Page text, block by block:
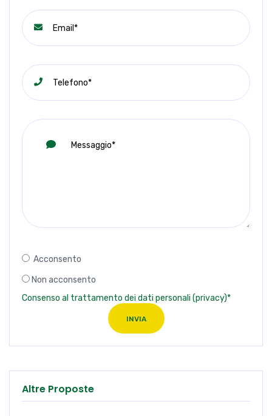
Acconsento
Non acconsento
Consenso al trattamento dei dati personali (privacy)*
INVIA
Altre Proposte